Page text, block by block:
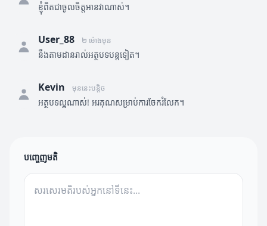
ខ្ញុំពិតជាចូលចិត្តអានវាណាស់។
User_88 ២ ម៉ោងមុន
នឹងតាមដានរាល់អត្ថបទបន្តទៀត។
Kevin មុននេះបន្តិច
អត្ថបទល្អណាស់! អរគុណសម្រាប់ការចែករំលែក។
បញ្ចេញមតិ